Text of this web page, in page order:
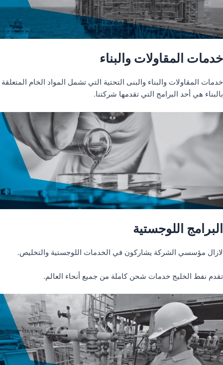
خدمات المقاولات والبناء
خدمات المقاولات والبناء والبنى التحتية التي تشمل المواد الخام المتعلقة
بالبناء هي أحد البرامج التي تقدمها شركتنا.
البرامج اللوجستية
لازال مؤسسي الشركة يشاركون في الخدمات اللوجستية والتخليص.
تقدم نفط الخليج خدمات شحن كاملة من جميع أنحاء العالم.